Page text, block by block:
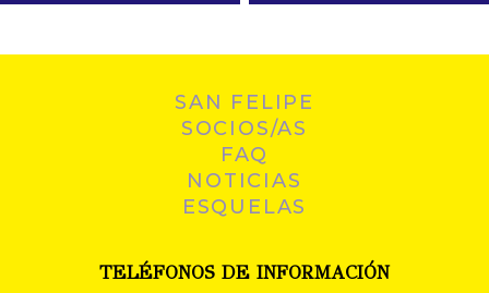
SAN FELIPE
SOCIOS/AS
FAQ
NOTICIAS
ESQUELAS
TELÉFONOS DE INFORMACIÓN